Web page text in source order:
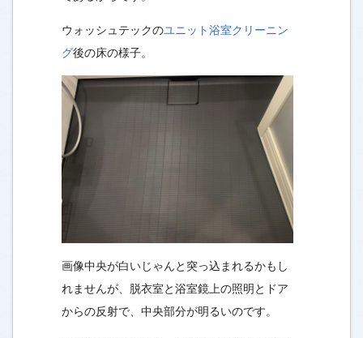
ウォッシュテックのユニット浴室クリーニン
グ後の床の様子。
画像中央が白いじゃんと突っ込まれるかもし
れませんが、脱衣室と浴室鏡上の照明とドア
からの反射で、中央部分が明るいのです。